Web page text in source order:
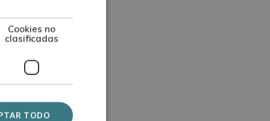
Cookies no
clasificadas
TODO